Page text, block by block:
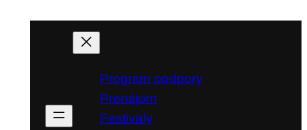
Program podpory
Prenájom
Festivaly